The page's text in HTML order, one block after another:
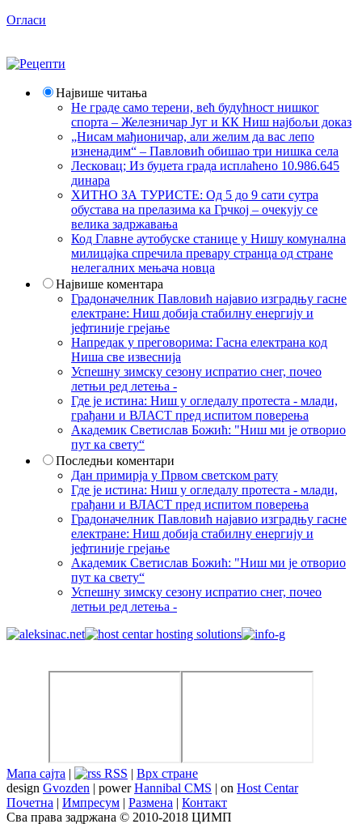
Огласи
Највише читања
Не граде само терени, већ будућност нишког
спорта – Железничар Југ и КК Ниш најбољи доказ
„Нисам мађионичар, али желим да вас лепо
изненадим“ – Павловић обишао три нишка села
Лесковац; Из буџета града исплаћено 10.986.645
динара
ХИТНО ЗА ТУРИСТЕ: Од 5 до 9 сати сутра
обустава на прелазима ка Грчкој – очекују се
велика задржавања
Код Главне аутобуске станице у Нишу комунална
милицајка спречила превару странца од стране
нелегалних мењача новца
Највише коментара
Градоначелник Павловић најавио изградњу гасне
електране: Ниш добија стабилну енергију и
јефтиније грејање
Напредак у преговорима: Гасна електрана код
Ниша све извеснија
Успешну зимску сезону испратио снег, почео
летњи ред летења -
Где је истина: Ниш у огледалу протеста - млади,
грађани и ВЛАСТ пред испитом поверења
Академик Светислав Божић: "Ниш ми је отворио
пут ка свету“
Последњи коментари
Дан примирја у Првом светском рату
Где је истина: Ниш у огледалу протеста - млади,
грађани и ВЛАСТ пред испитом поверења
Градоначелник Павловић најавио изградњу гасне
електране: Ниш добија стабилну енергију и
јефтиније грејање
Академик Светислав Божић: "Ниш ми је отворио
пут ка свету“
Успешну зимску сезону испратио снег, почео
летњи ред летења -
Мапа сајта RSS
Врх стране
design Gvozden | powerHannibal CMS | on Host Centar
Почетна
Импресум Размена
Контакт
Сва права задржана © 2010-2018 ЦИМП